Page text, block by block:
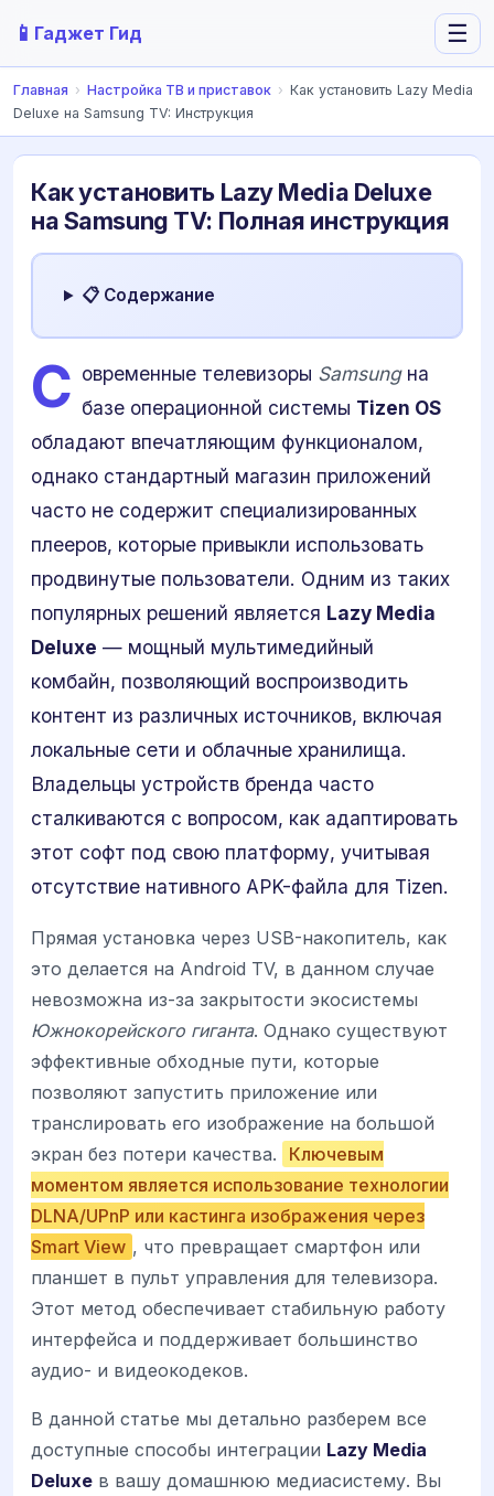
📱 Гаджет Гид ☰
Главная › Настройка ТВ и приставок › Как установить Lazy Media
Deluxe на Samsung TV: Инструкция
Как установить Lazy Media Deluxe
на Samsung TV: Полная инструкция
📋 Содержание
С овременные телевизоры Samsungна
базе операционной системы Tizen OS
обладают впечатляющим функционалом,
однако стандартный магазин приложений
часто не содержит специализированных
плееров, которые привыкли использовать
продвинутые пользователи. Одним из таких
популярных решений является Lazy Media
Deluxe — мощный мультимедийный
комбайн, позволяющий воспроизводить
контент из различных источников, включая
локальные сети и облачные хранилища.
Владельцы устройств бренда часто
сталкиваются с вопросом, как адаптировать
этот софт под свою платформу, учитывая
отсутствие нативного APK-файла для Tizen.
Прямая установка через USB-накопитель, как
это делается на Android TV, в данном случае
невозможна из-за закрытости экосистемы
Южнокорейского гиганта. Однако существуют
эффективные обходные пути, которые
позволяют запустить приложение или
транслировать его изображение на большой
экран без потери качества.
Ключевым
моментом является использование технологии
DLNA/UPnP или кастинга изображения через
Smart View , что превращает смартфон или
планшет в пульт управления для телевизора.
Этот метод обеспечивает стабильную работу
интерфейса и поддерживает большинство
аудио- и видеокодеков.
В данной статье мы детально разберем все
доступные способы интеграции Lazy Media
Deluxe в вашу домашнюю медиасистему. Вы